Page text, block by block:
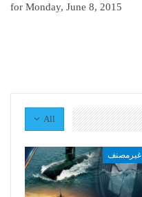
for Monday, June 8, 2015
All
غيرمصنف